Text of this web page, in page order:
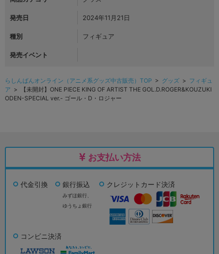
発売日 2024年11月21日
種別 フィギュア
発売イベント
らしんばんオンライン（アニメ系グッズ中古販売）TOP > グッズ > フィギュ
ア > 【未開封】ONE PIECE KING OF ARTIST THE GOL.D.ROGER&KOUZUKI
ODEN-SPECIAL ver.- ゴール・D・ロジャー
お支払い方法
代金引換 銀行振込
みずほ銀行、
ゆうちょ銀行
クレジットカード決済
コンビニ決済